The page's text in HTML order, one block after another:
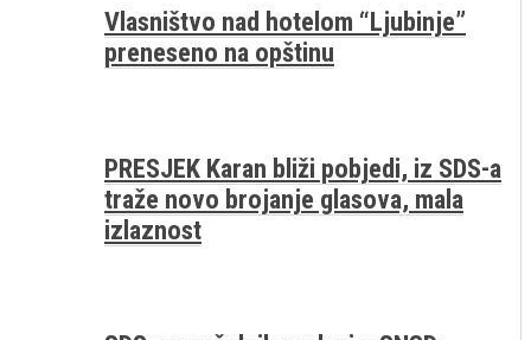
Vlasništvo nad hotelom “Ljubinje”
preneseno na opštinu
PRESJEK Karan bliži pobjedi, iz SDS-a
traže novo brojanje glasova, mala
izlaznost